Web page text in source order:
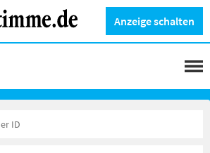
Anzeige schalten